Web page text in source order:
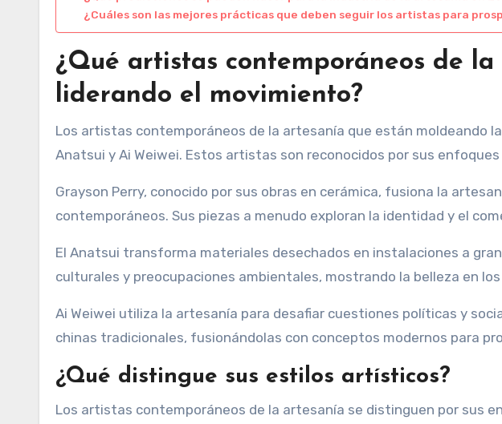
¿Cuáles son las mejores prácticas que deben seguir los artistas para
¿Qué artistas contemporáneos de
liderando el movimiento?
Los artistas contemporáneos de la artesanía que están moldeando
Anatsui y Ai Weiwei. Estos artistas son reconocidos por sus
Grayson Perry, conocido por sus obras en cerámica, fusiona la
contemporáneos. Sus piezas a menudo exploran la identidad y el
El Anatsui transforma materiales desechados en instalaciones a
culturales y preocupaciones ambientales, mostrando la belleza en
Ai Weiwei utiliza la artesanía para desafiar cuestiones políticas y
chinas tradicionales, fusionándolas con conceptos modernos para
¿Qué distingue sus estilos artísticos?
Los artistas contemporáneos de la artesanía se distinguen por sus